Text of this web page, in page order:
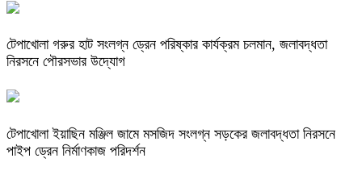
টেপাখোলা গরুর হাট সংলগ্ন ড্রেন পরিষ্কার কার্যক্রম চলমান, জলাবদ্ধতা
নিরসনে পৌরসভার উদ্যোগ
টেপাখোলা ইয়াছিন মঞ্জিল জামে মসজিদ সংলগ্ন সড়কের জলাবদ্ধতা নিরসনে
পাইপ ড্রেন নির্মাণকাজ পরিদর্শন